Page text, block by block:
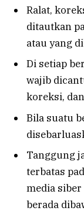
Ralat,
ditautkan
atau yang
Di setiap
wajib
koreksi,
Bila suatu
Tanggung
terbatas
media
berada